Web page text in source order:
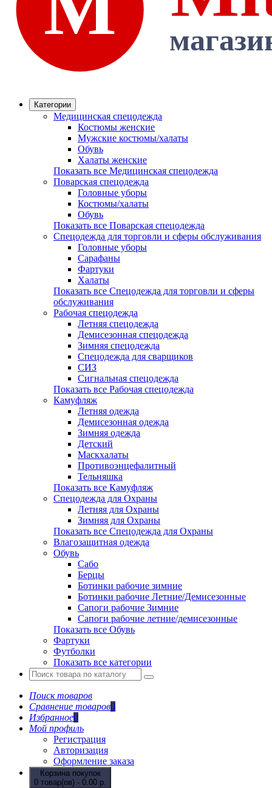
Категории
Медицинская спецодежда
Костюмы женские
Мужские костюмы/халаты
Обувь
Халаты женские
Показать все Медицинская спецодежда
Поварская спецодежда
Головные уборы
Костюмы/халаты
Обувь
Показать все Поварская спецодежда
Спецодежда для торговли и сферы обслуживания
Головные уборы
Сарафаны
Фартуки
Халаты
Показать все Спецодежда для торговли и сферы
обслуживания
Рабочая спецодежда
Летняя спецодежда
Демисезонная спецодежда
Зимняя спецодежда
Спецодежда для сварщиков
СИЗ
Сигнальная спецодежда
Показать все Рабочая спецодежда
Камуфляж
Летняя одежда
Демисезонная одежда
Зимняя одежда
Детский
Маскхалаты
Противоэнцефалитный
Тельняшка
Показать все Камуфляж
Спецодежда для Охраны
Летняя для Охраны
Зимняя для Охраны
Показать все Спецодежда для Охраны
Влагозащитная одежда
Обувь
Сабо
Берцы
Ботинки рабочие зимние
Ботинки рабочие Летние/Демисезонные
Сапоги рабочие Зимние
Сапоги рабочие летние/демисезонные
Показать все Обувь
Фартуки
Футболки
Показать все категории
Поиск товаров
Сравнение товаров0
Избранное0
Мой профиль
Регистрация
Авторизация
Оформление заказа
Корзина покупок
0 товар(ов) - 0.00 р.